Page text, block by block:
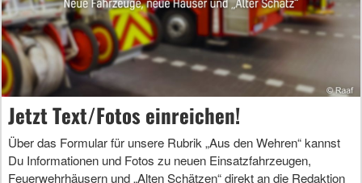
Jetzt Text/Fotos einreichen!
Über das Formular für unsere Rubrik „Aus den Wehren“ kannst
Du Informationen und Fotos zu neuen Einsatzfahrzeugen,
Feuerwehrhäusern und „Alten Schätzen“ direkt an die Redaktion